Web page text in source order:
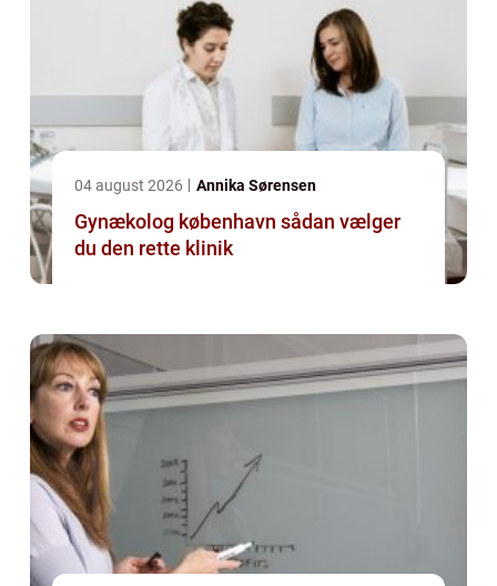
04 august 2026 Annika Sørensen
Gynækolog københavn sådan vælger
du den rette klinik